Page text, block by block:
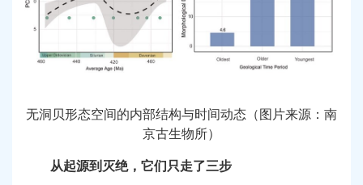
无洞贝形态空间的内部结构与时间动态（图片来源：南
京古生物所）
从起源到灭绝，它们只走了三步